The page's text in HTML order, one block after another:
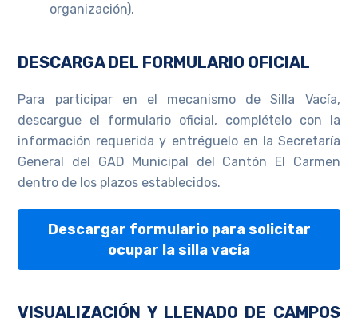
organización).
DESCARGA DEL FORMULARIO OFICIAL
Para participar en el mecanismo de Silla Vacía,
descargue el formulario oficial, complételo con la
información requerida y entréguelo en la Secretaría
General del GAD Municipal del Cantón El Carmen
dentro de los plazos establecidos.
Descargar formulario para solicitar
ocupar la silla vacía
VISUALIZACIÓN Y LLENADO DE CAMPOS